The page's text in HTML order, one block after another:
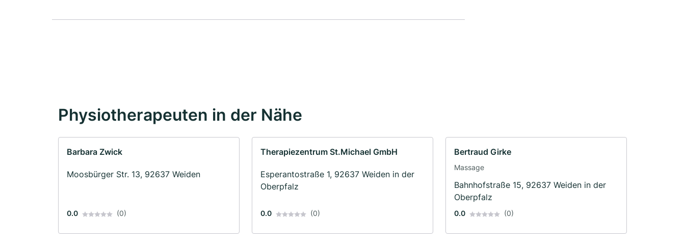
Physiotherapeuten in der Nähe
Barbara Zwick
Moosbürger Str. 13, 92637 Weiden
0.0 (0)
Therapiezentrum St.Michael GmbH
Esperantostraße 1, 92637 Weiden in der
Oberpfalz
0.0 (0)
Bertraud Girke
Massage
Bahnhofstraße 15, 92637 Weiden in der
Oberpfalz
0.0 (0)